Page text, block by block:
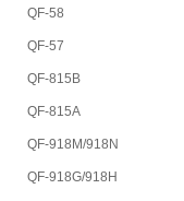
QF-58
QF-57
QF-815B
QF-815A
QF-918M/918N
QF-918G/918H